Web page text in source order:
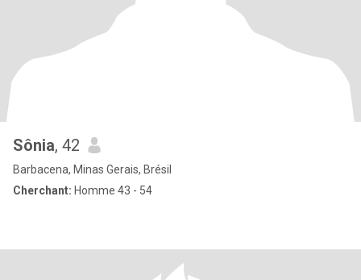
Sônia, 42
Barbacena, Minas Gerais, Brésil
Cherchant: Homme 43 - 54